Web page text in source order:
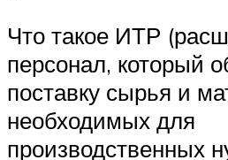
Что такое ИТР
персонал, который
поставку сырья и
необходимых для
производственных